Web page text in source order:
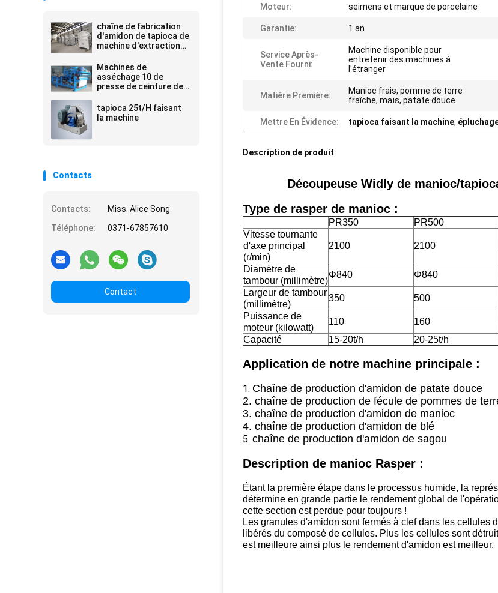
chaîne de fabrication
d'amidon de tapioca de
machine d'extraction
10-15t/h
Machines de
asséchage 10 de
presse de ceinture de
- 20t/H 380v 50hz
tapioca 25t/H faisant
la machine
Contacts
Contacts:
Miss. Alice Song
Téléphone:
0371-67857610
Contact
Moteur: seimens et marque de porcelaine
Garantie: 1 an
Service Après-
Vente Fourni:
Machine disponible pour
entretenir des machines à
l'étranger
Matière Première:
Manioc frais, pomme de terre
fraîche, maïs, patate douce
Mettre En Évidence: tapioca faisant la machine,
Description de produit
Découpeuse Widly de manioc/
Type de rasper de manioc :
PR350 PR500
Vitesse tournante
d'axe principal
(r/min)
2100 2100
Diamètre de
tambour (millimètre)
Φ840 Φ840
Largeur de tambour
(millimètre)
350 500
Puissance de
moteur (kilowatt)
110 160
Capacité
15-20t/h 20-25t/h
Application de notre machine principale :
1. Chaîne de production d'amidon de patate douce
2. chaîne de production de fécule de pommes de
3. chaîne de production d'amidon de manioc
4. chaîne de production d'amidon de blé
5. chaîne de production d'amidon de sagou
Description de manioc Rasper :
Étant la première étape dans le processus humide, la
détermine en grande partie le rendement global de
cette section est perdue pour toujours !
Les granules d'amidon sont fermés à clef dans les
libérés du composé de cellules. Plus les cellules sont
est meilleure ainsi plus le rendement d'amidon est meilleur.